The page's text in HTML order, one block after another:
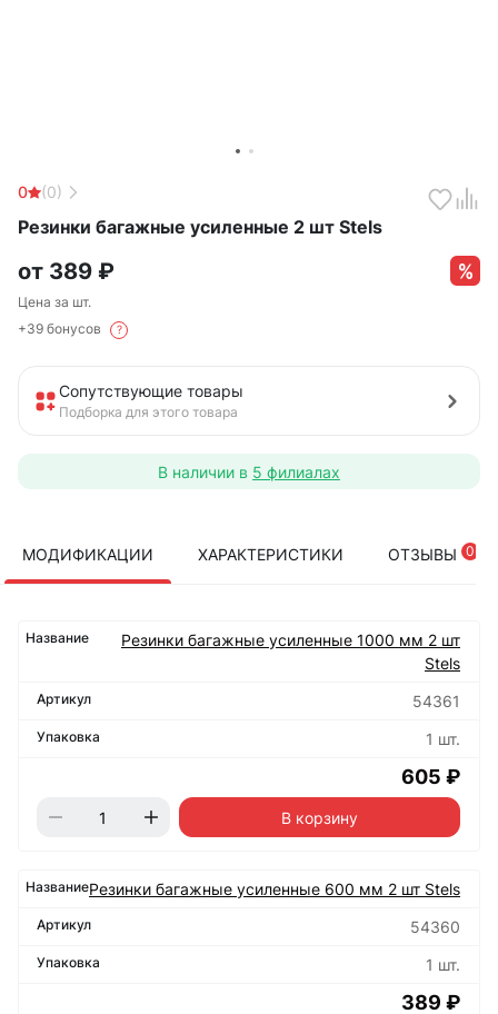
0 (0)
Резинки багажные усиленные 2 шт Stels
от 389 ₽
Цена за шт.
+39 бонусов
?
Сопутствующие товары
Подборка для этого товара
В наличии в 5 филиалах
МОДИФИКАЦИИ ХАРАКТЕРИСТИКИ ОТЗЫВЫ 0
Резинки багажные усиленные 1000 мм 2 шт
Stels
54361
1 шт.
605 ₽
В корзину
Резинки багажные усиленные 600 мм 2 шт Stels
54360
1 шт.
389 ₽